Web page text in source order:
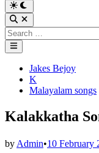
Switch
to
dark
mode
Open
Search
Search
for:
Main
Menu
Posted Jakes Bejoy
K
Malayalam songs
Kalakkatha
by Admin•10 February